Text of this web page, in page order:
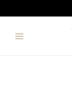
至